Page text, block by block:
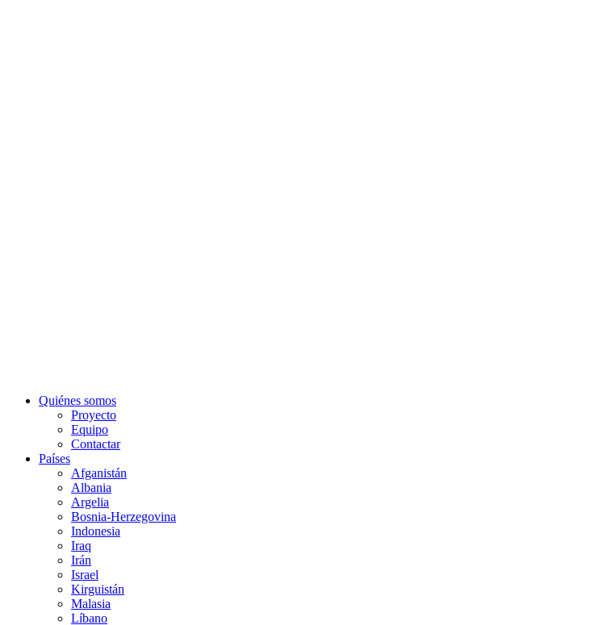
Quiénes somos
Proyecto
Equipo
Contactar
Países
Afganistán
Albania
Argelia
Bosnia-Herzegovina
Indonesia
Iraq
Irán
Israel
Kirguistán
Malasia
Líbano